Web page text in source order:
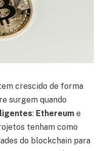
crescido de forma
surgem quando
: Ethereum e
tenham como
do blockchain para